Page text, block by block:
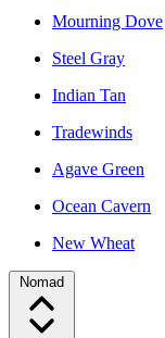
Mourning Dove
Steel Gray
Indian Tan
Tradewinds
Agave Green
Ocean Cavern
New Wheat
Nomad